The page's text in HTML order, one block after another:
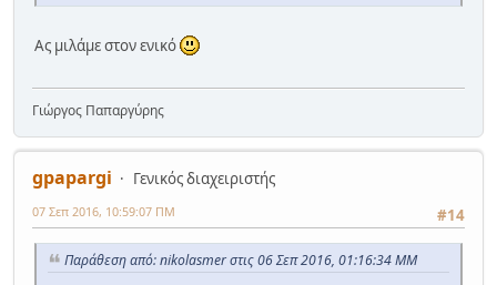
Ας μιλάμε στον ενικό
Γιώργος Παπαργύρης
gpapargi
Γενικός διαχειριστής
#14
07 Σεπ 2016, 10:59:07 ΠΜ
Παράθεση από: nikolasmer στις 06 Σεπ 2016, 01:16:34 ΜΜ